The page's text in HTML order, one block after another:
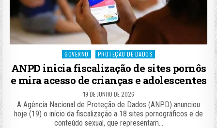
Posted
in
GOVERNO PROTEÇÃO DE DADOS
ANPD inicia fiscalização de sites pornôs
e mira acesso de crianças e adolescentes
19 DE JUNHO DE 2026
A Agência Nacional de Proteção de Dados (ANPD) anunciou
hoje (19) o início da fiscalização a 18 sites pornográficos e de
conteúdo sexual, que representam…